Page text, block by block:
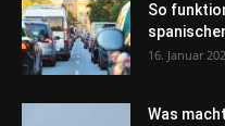
So
16. Januar
Was